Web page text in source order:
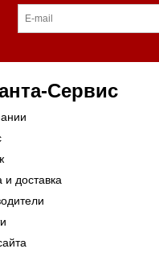
Сервис
и доставка